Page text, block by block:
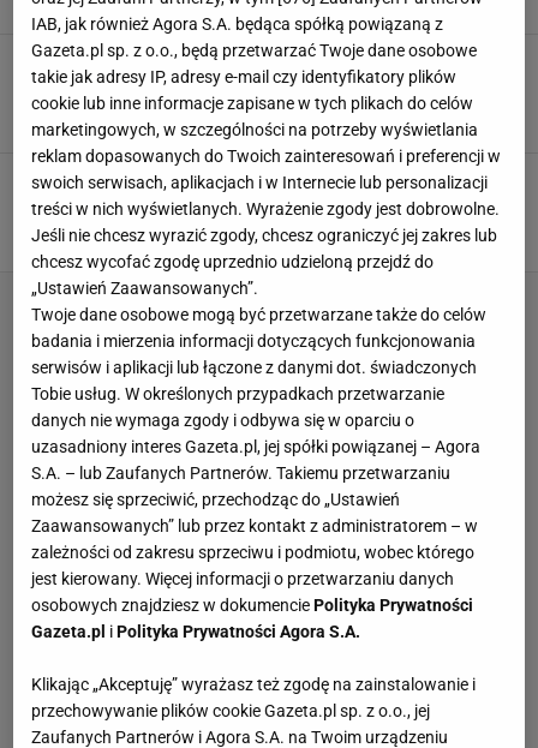
Pia Skrzyszowska z mistrzowskim tytułem!
Gigantyczna przewaga
Kacper Marciniak, 28 LUTEGO 2026, 22:04
To nie żart. Gwiazda polskiego sportu mówi o
zmianie dyscypliny
Hubert Rybkowski,4 LUTEGO 2026, 15:31
IAB, jak również Agora S.A. będąca spółką powiązaną z
Gazeta.pl sp. z o.o., będą przetwarzać Twoje dane osobowe
takie jak adresy IP, adresy e-mail czy identyfikatory plików
cookie lub inne informacje zapisane w tych plikach do celów
marketingowych, w szczególności na potrzeby wyświetlania
reklam dopasowanych do Twoich zainteresowań i preferencji w
swoich serwisach, aplikacjach i w Internecie lub personalizacji
treści w nich wyświetlanych. Wyrażenie zgody jest dobrowolne.
Jeśli nie chcesz wyrazić zgody, chcesz ograniczyć jej zakres lub
chcesz wycofać zgodę uprzednio udzieloną przejdź do
„Ustawień Zaawansowanych”.
Twoje dane osobowe mogą być przetwarzane także do celów
badania i mierzenia informacji dotyczących funkcjonowania
serwisów i aplikacji lub łączone z danymi dot. świadczonych
Tobie usług. W określonych przypadkach przetwarzanie
danych nie wymaga zgody i odbywa się w oparciu o
uzasadniony interes Gazeta.pl, jej spółki powiązanej – Agora
S.A. – lub Zaufanych Partnerów. Takiemu przetwarzaniu
możesz się sprzeciwić, przechodząc do „Ustawień
Zaawansowanych” lub przez kontakt z administratorem – w
zależności od zakresu sprzeciwu i podmiotu, wobec którego
jest kierowany. Więcej informacji o przetwarzaniu danych
osobowych znajdziesz w dokumenciePolityka Prywatności
Gazeta.pl iPolityka Prywatności Agora S.A.
Klikając „Akceptuję” wyrażasz też zgodę na zainstalowanie i
przechowywanie plików cookie Gazeta.pl sp. z o.o., jej
Zaufanych Partnerów i Agora S.A. na Twoim urządzeniu